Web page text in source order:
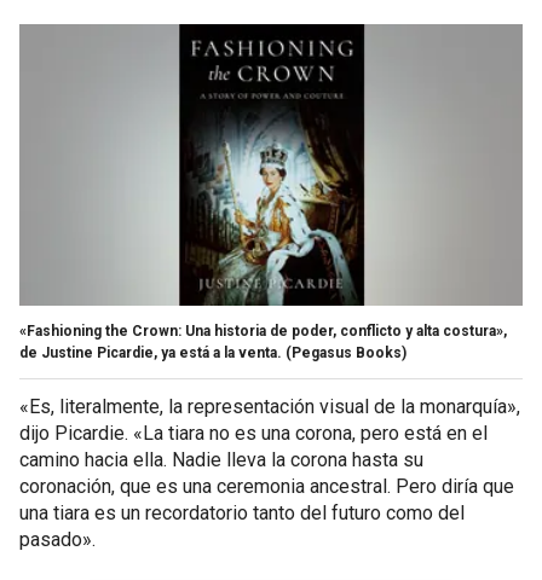
«Fashioning the Crown: Una historia de poder, conflicto y alta costura»,
de Justine Picardie, ya está a la venta. (Pegasus Books)
«Es, literalmente, la representación visual de la monarquía»,
dijo Picardie. «La tiara no es una corona, pero está en el
camino hacia ella. Nadie lleva la corona hasta su
coronación, que es una ceremonia ancestral. Pero diría que
una tiara es un recordatorio tanto del futuro como del
pasado».